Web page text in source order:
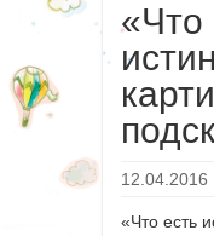
«Что
12.04.2016
«Что есть